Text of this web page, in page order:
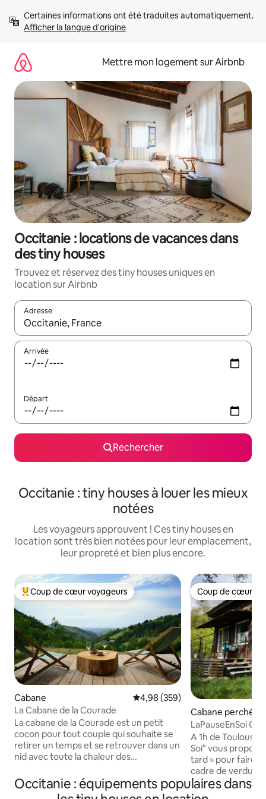
directement
Afficher la langue d'origine
Mettre mon logement sur Airbnb
Occitanie : locations de vacances dans
des tiny houses
Trouvez et réservez des tiny houses uniques en
location sur Airbnb
Adresse
Lorsque les résultats s'affichent, utilisez les flèches vers le
Arrivée
Départ
Rechercher
Occitanie : tiny houses à louer les mieux
notées
Les voyageurs approuvent ! Ces tiny houses en
location sont très bien notées pour leur emplacement,
leur propreté et bien plus encore.
Coups de cœur voyageurs les plus appréciés
Coup de cœur voyageurs
Cabane Évaluation moyenne sur la
4,98 (359)
La Cabane de la Courade
La cabane de la Courade est un petit
cocon pour tout couple qui souhaite se
retirer un temps et se retrouver dans un
nid avec toute la chaleur des
moderne avec espace jacuzzi et le plaisir
d'une vue dégagée sans vis à vis, le tout
Coup de cœur
Coup de cœur
Cabane perchée
LaPauseEnSoi
Vue Pyrénées
A 1h de Toulouse
Soi" vous propose
tard » pour faire une pause dans un
cadre de verdure
locales et
Tout confort, elle
Occitanie : équipements populaires dans